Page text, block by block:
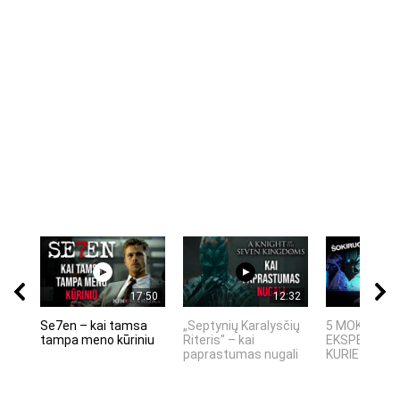
17:50
Se7en – kai tamsa
tampa meno kūriniu
12:32
„Septynių Karalysčių
Riteris" – kai
paprastumas nugali
5 MOKSLINIAI
KURIE